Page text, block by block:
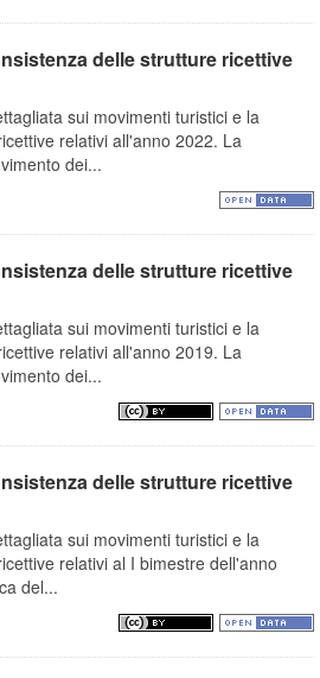
delle strutture ricettive
sui movimenti turistici e la
relativi all'anno 2022. La
dei...
delle strutture ricettive
sui movimenti turistici e la
relativi all'anno 2019. La
dei...
delle strutture ricettive
sui movimenti turistici e la
relativi al I bimestre dell'anno
del...